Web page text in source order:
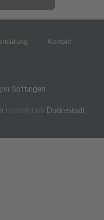
Kontakt
in Göttingen
HansArbeit Duderstadt